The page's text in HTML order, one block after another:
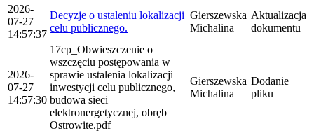
2026-
07-27
14:57:37
Decyzje o ustaleniu lokalizacji
celu publicznego.
Gierszewska
Michalina
Aktualizacja
dokumentu
2026-
07-27
14:57:30
17cp_Obwieszczenie o
wszczęciu postępowania w
sprawie ustalenia lokalizacji
inwestycji celu publicznego,
budowa sieci
elektronergetycznej, obręb
Ostrowite.pdf
Gierszewska
Michalina
Dodanie
pliku